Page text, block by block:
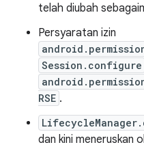
telah diubah
Persyaratan izin
Session.configure
RSE .
dan kini meneruskan